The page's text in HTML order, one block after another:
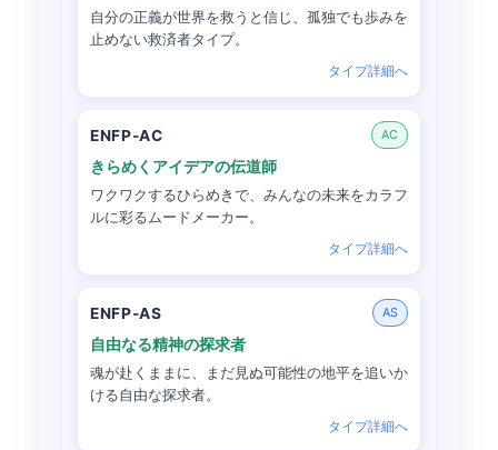
自分の正義が世界を救うと信じ、孤独でも歩みを
止めない救済者タイプ。
タイプ詳細へ
ENFP-AC AC
きらめくアイデアの伝道師
ワクワクするひらめきで、みんなの未来をカラフ
ルに彩るムードメーカー。
タイプ詳細へ
ENFP-AS AS
自由なる精神の探求者
魂が赴くままに、まだ見ぬ可能性の地平を追いか
ける自由な探求者。
タイプ詳細へ